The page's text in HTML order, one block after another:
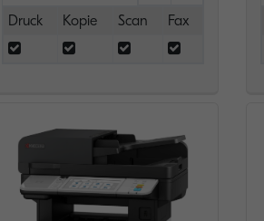
Druck
Kopie Scan Fax